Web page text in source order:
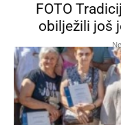
FOTO
obilježili još